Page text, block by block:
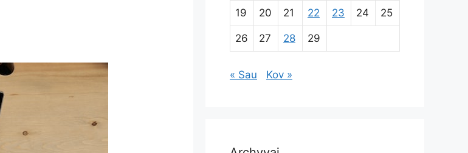
19 20 21 22 23 24 25
26 27 28 29
« Sau Kov »